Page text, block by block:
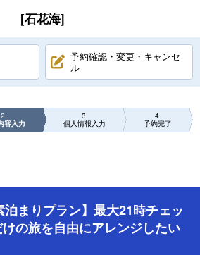
[石花海]
予約確認・変更・キャンセ
ル
2
容入力
3
個人情報入力
4
予約完了
泊まりプラン】最大21時チェッ
の旅を自由にアレンジしたい